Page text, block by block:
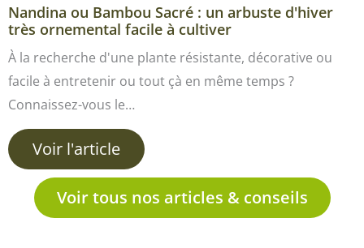
Nandina ou Bambou Sacré : un arbuste d'hiver
très ornemental facile à cultiver
À la recherche d'une plante résistante, décorative ou
facile à entretenir ou tout çà en même temps ?
Connaissez-vous le…
Voir l'article
Voir tous nos articles & conseils